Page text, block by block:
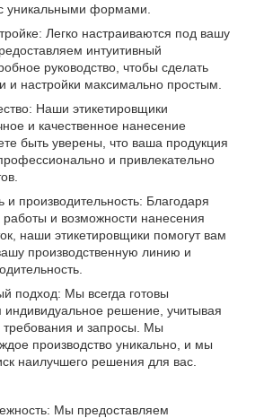
уникальными формами.
Легко настраиваются под вашу
интуитивный
руководство, чтобы сделать
и настройки максимально простым.
Наши этикетировщики
и качественное нанесение
быть уверены, что ваша продукция
и привлекательно
и производительность: Благодаря
работы и возможности нанесения
наши этикетировщики помогут вам
производственную линию и
подход: Мы всегда готовы
индивидуальное решение, учитывая
и запросы. Мы
производство уникально, и мы
наилучшего решения для вас.
Мы предоставляем